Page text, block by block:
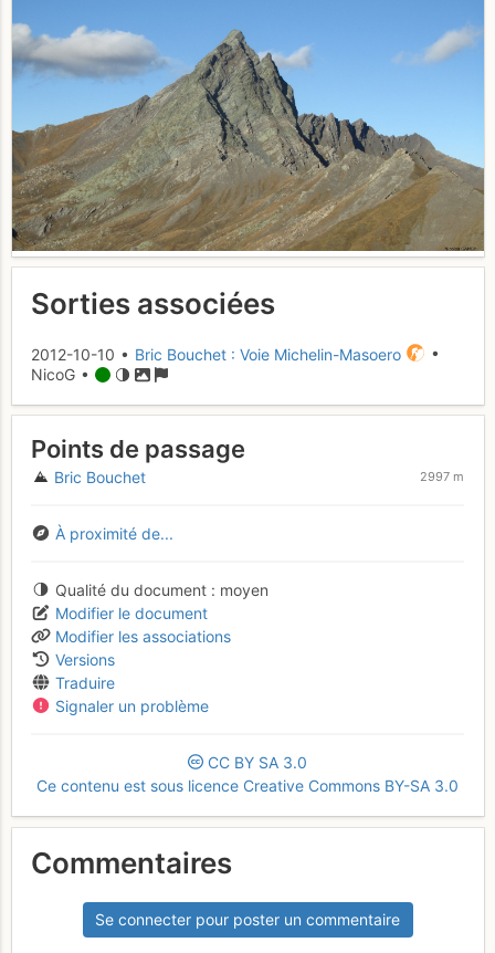
Sorties associées
2012-10-10 • Bric Bouchet : Voie Michelin-Masoero
•
NicoG •
Points de passage
Bric Bouchet 2997 m
À proximité de...
Qualité du document
moyen
Modifier le document
Modifier les associations
Versions
Traduire
Signaler un problème
CC BY SA 3.0
Ce contenu est sous licence Creative Commons BY-SA 3.0
Commentaires
Se connecter pour poster un commentaire